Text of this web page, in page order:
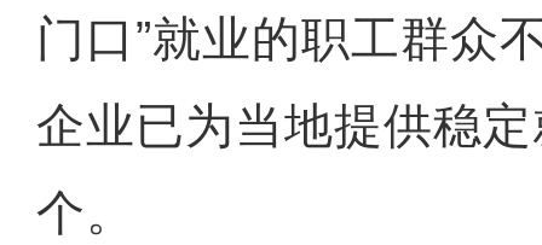
门口”就业的职工群众
企业已为当地提供稳
个。